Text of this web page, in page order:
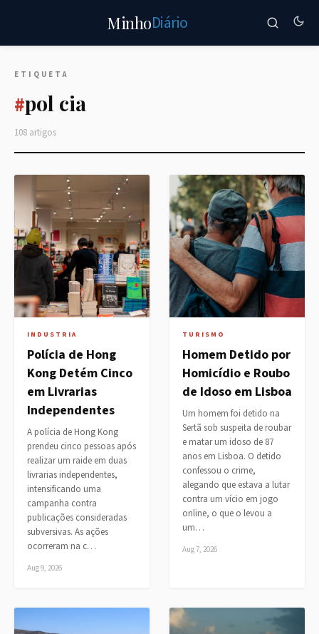
MinhoDiário
ETIQUETA
#pol cia
108 artigos
INDUSTRIA
Polícia de Hong
Kong Detém Cinco
em Livrarias
Independentes
A polícia de Hong Kong
prendeu cinco pessoas após
realizar um raide em duas
livrarias independentes,
intensificando uma
campanha contra
publicações consideradas
subversivas. As ações
ocorreram na c…
Aug 9, 2026
TURISMO
Homem Detido por
Homicídio e Roubo
de Idoso em Lisboa
Um homem foi detido na
Sertã sob suspeita de roubar
e matar um idoso de 87
anos em Lisboa. O detido
confessou o crime,
alegando que estava a lutar
contra um vício em jogo
online, o que o levou a
um…
Aug 7, 2026